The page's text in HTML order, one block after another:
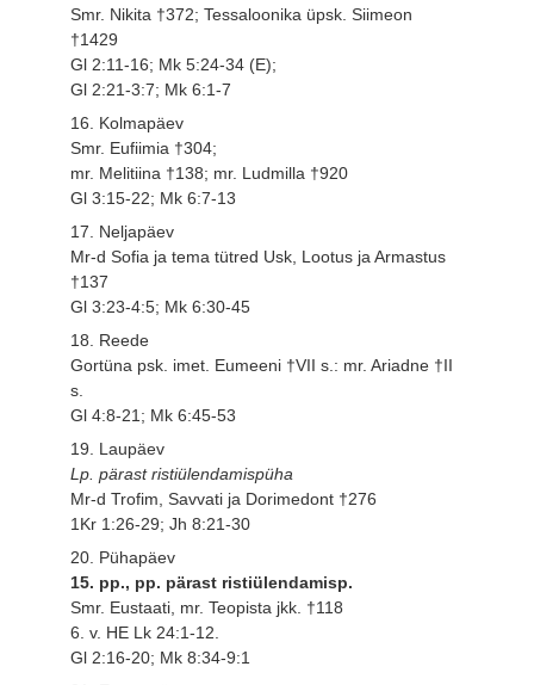
Smr. Nikita †372; Tessaloonika üpsk. Siimeon
†1429
Gl 2:11-16; Mk 5:24-34 (E);
Gl 2:21-3:7; Mk 6:1-7
16. Kolmapäev
Smr. Eufiimia †304;
mr. Melitiina †138; mr. Ludmilla †920
Gl 3:15-22; Mk 6:7-13
17. Neljapäev
Mr-d Sofia ja tema tütred Usk, Lootus ja Armastus
†137
Gl 3:23-4:5; Mk 6:30-45
18. Reede
Gortüna psk. imet. Eumeeni †VII s.: mr. Ariadne †II
s.
Gl 4:8-21; Mk 6:45-53
19. Laupäev
Lp. pärast ristiülendamispüha
Mr-d Trofim, Savvati ja Dorimedont †276
1Kr 1:26-29; Jh 8:21-30
20. Pühapäev
15. pp., pp. pärast ristiülendamisp.
Smr. Eustaati, mr. Teopista jkk. †118
6. v. HE Lk 24:1-12.
Gl 2:16-20; Mk 8:34-9:1